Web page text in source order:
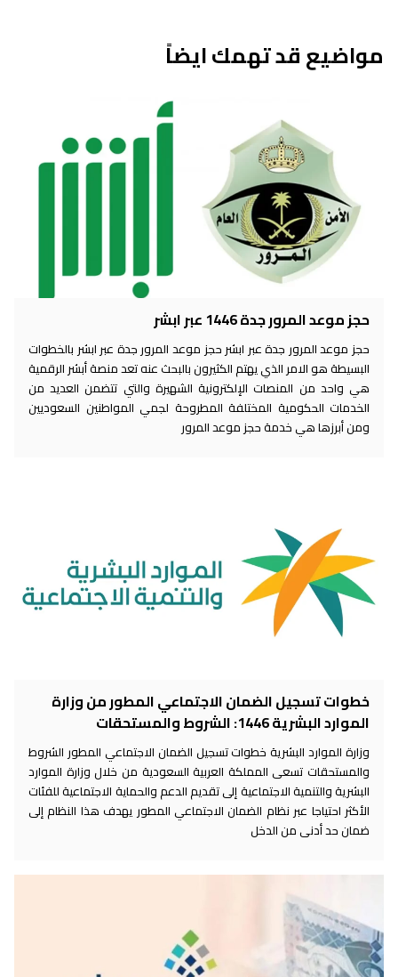
مواضيع قد تهمك ايضاً
حجز موعد المرور جدة 1446 عبر ابشر
حجز موعد المرور جدة عبر ابشر حجز موعد المرور جدة عبر ابشر بالخطوات
البسيطة هو الامر الذي يهتم الكثيرون بالبحث عنه تعد منصة أبشر الرقمية
هي واحد من المنصات الإلكترونية الشهيرة والتي تتضمن العديد من
الخدمات الحكومية المختلفة المطروحة لجمي المواطنين السعوديين
ومن أبرزها هي خدمة حجز موعد المرور
خطوات تسجيل الضمان الاجتماعي المطور من وزارة
الموارد البشرية 1446: الشروط والمستحقات
وزارة الموارد البشرية خطوات تسجيل الضمان الاجتماعي المطور الشروط
والمستحقات تسعى المملكة العربية السعودية من خلال وزارة الموارد
البشرية والتنمية الاجتماعية إلى تقديم الدعم والحماية الاجتماعية للفئات
الأكثر احتياجا عبر نظام الضمان الاجتماعي المطور يهدف هذا النظام إلى
ضمان حد أدنى من الدخل